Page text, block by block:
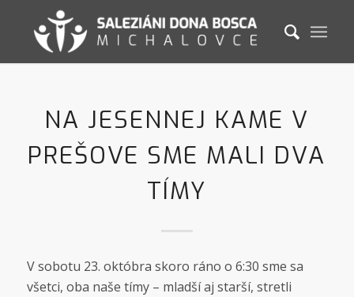
NA JESENNEJ KAME V
PREŠOVE SME MALI DVA
TÍMY
V sobotu 23. októbra skoro ráno o 6:30 sme sa
všetci, oba naše tímy – mladší aj starší, stretli